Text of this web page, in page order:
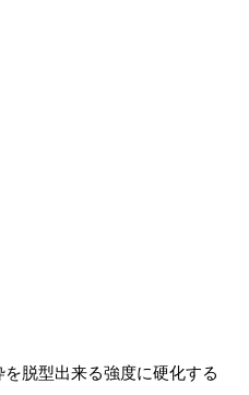
脱型出来る強度に硬化する